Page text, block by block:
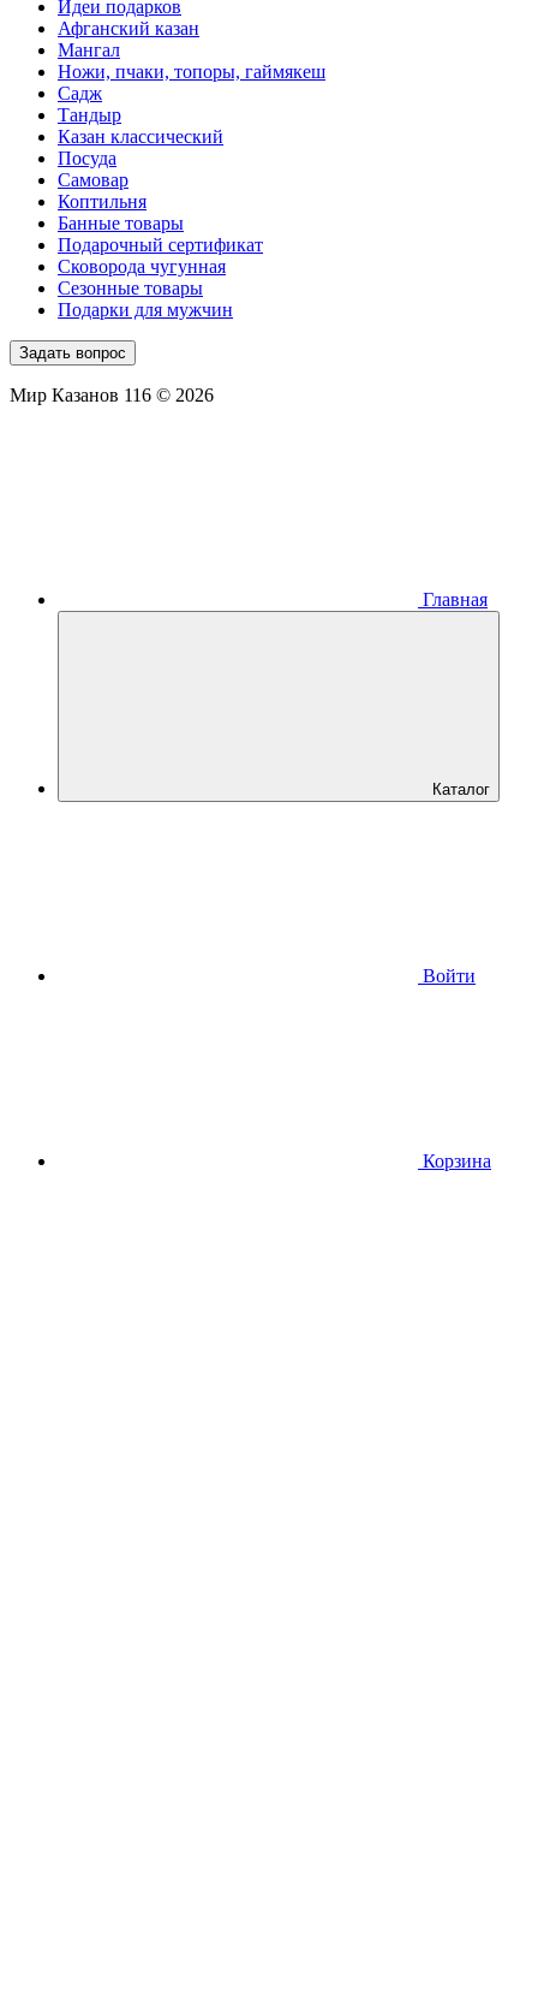
Идеи подарков
Афганский казан
Мангал
Ножи, пчаки, топоры, гаймякеш
Садж
Тандыр
Казан классический
Посуда
Самовар
Коптильня
Банные товары
Подарочный сертификат
Сковорода чугунная
Сезонные товары
Подарки для мужчин
Задать вопрос
Мир Казанов 116 © 2026
Главная
Каталог
Войти
Корзина